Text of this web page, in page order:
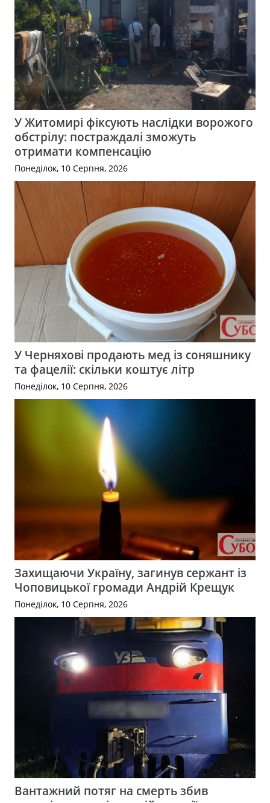
У Житомирі фіксують наслідки ворожого
обстрілу: постраждалі зможуть
отримати компенсацію
Понеділок, 10 Серпня, 2026
У Черняхові продають мед із соняшнику
та фацелії: скільки коштує літр
Понеділок, 10 Серпня, 2026
Захищаючи Україну, загинув сержант із
Чоповицької громади Андрій Крещук
Понеділок, 10 Серпня, 2026
Вантажний потяг на смерть збив